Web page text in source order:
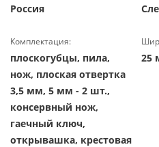
Россия
Комплектация:
плоскогубцы, пила,
нож, плоская отвертка
3,5 мм, 5 мм - 2 шт.,
консервный нож,
гаечный ключ,
открывашка, крестовая
25